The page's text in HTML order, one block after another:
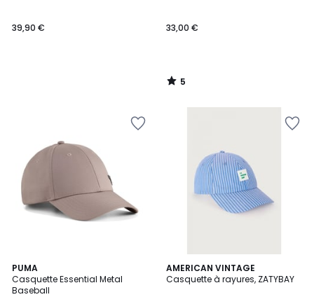
39,90 € 33,00 €
5
/
PUMA
Casquette Essential Metal
Baseball
AMERICAN VINTAGE
Casquette à rayures, ZATYBAY